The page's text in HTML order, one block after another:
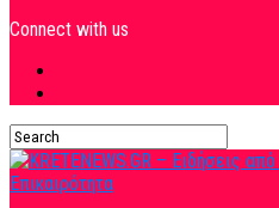
Connect with us